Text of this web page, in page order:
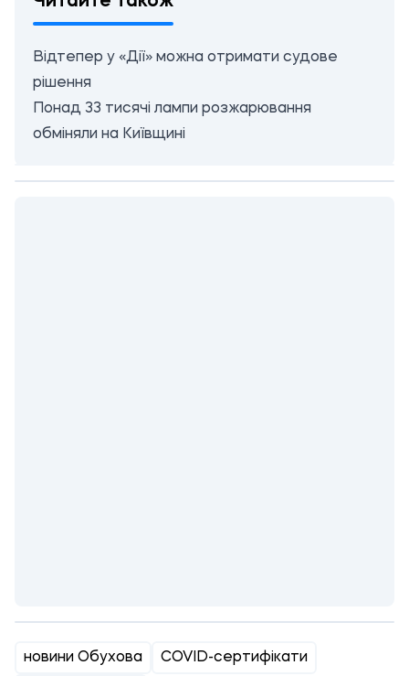
Відтепер у «Дії» можна отримати судове
рішення
Понад 33 тисячі лампи розжарювання
обміняли на Київщині
новини Обухова COVID-сертифікати